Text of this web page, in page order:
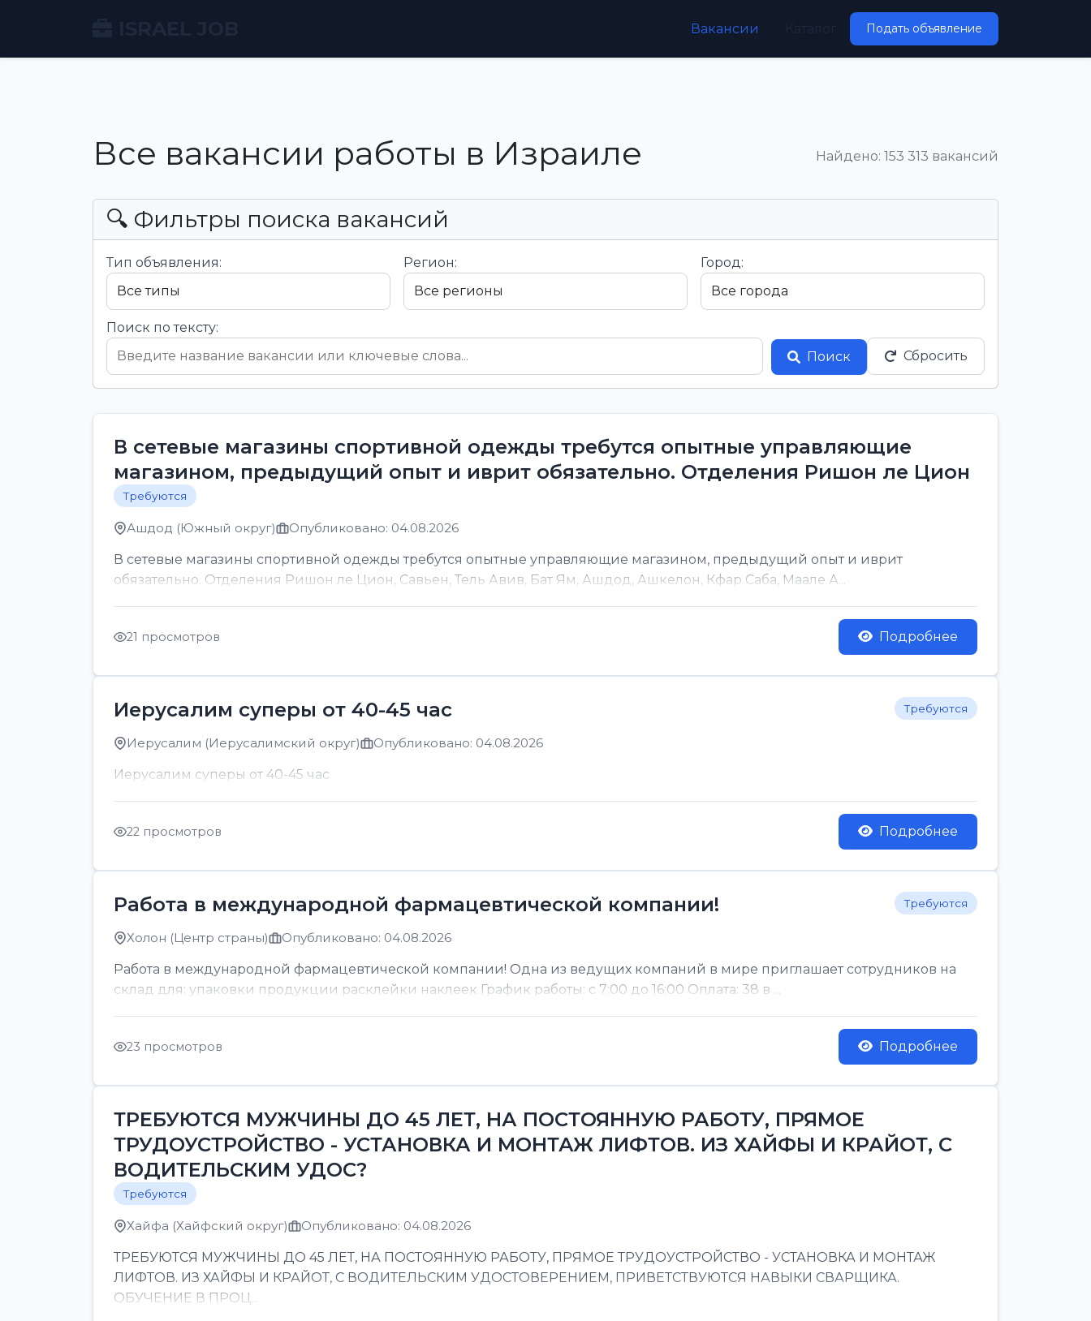
Вакансии Подать объявление
Все вакансии работы в Израиле Найдено: 153 313 вакансий
🔍 Фильтры поиска вакансий
Тип объявления: Регион: Город:
Поиск по тексту:
Поиск
Сбросить
В сетевые магазины спортивной одежды требутся опытные управляющие
магазином, предыдущий опыт и иврит обязательно. Отделения Ришон ле Цион
Требуются
Ашдод (Южный округ) Опубликовано: 04.08.2026
В сетевые магазины спортивной одежды требутся опытные управляющие магазином, предыдущий опыт и иврит
обязательно. Отделения Ришон ле Цион, Савьен, Тель Авив, Бат Ям, Ашдод, Ашкелон, Кфар Саба, Маале А...
21 просмотров Подробнее
Иерусалим суперы от 40-45 час Требуются
Иерусалим (Иерусалимский округ) Опубликовано: 04.08.2026
Иерусалим суперы от 40-45 час
22 просмотров Подробнее
Работа в международной фармацевтической компании! Требуются
Холон (Центр страны) Опубликовано: 04.08.2026
Работа в международной фармацевтической компании! Одна из ведущих компаний в мире приглашает сотрудников на
склад для: упаковки продукции расклейки наклеек График работы: с 7:00 до 16:00 Оплата: 38 в ...
23 просмотров Подробнее
ТРЕБУЮТСЯ МУЖЧИНЫ ДО 45 ЛЕТ, НА ПОСТОЯННУЮ РАБОТУ, ПРЯМОЕ
ТРУДОУСТРОЙСТВО - УСТАНОВКА И МОНТАЖ ЛИФТОВ. ИЗ ХАЙФЫ И КРАЙОТ, С
ВОДИТЕЛЬСКИМ УДОС?
Требуются
Хайфа (Хайфский округ) Опубликовано: 04.08.2026
ТРЕБУЮТСЯ МУЖЧИНЫ ДО 45 ЛЕТ, НА ПОСТОЯННУЮ РАБОТУ, ПРЯМОЕ ТРУДОУСТРОЙСТВО - УСТАНОВКА И МОНТАЖ
ЛИФТОВ. ИЗ ХАЙФЫ И КРАЙОТ, С ВОДИТЕЛЬСКИМ УДОСТОВЕРЕНИЕМ, ПРИВЕТСТВУЮТСЯ НАВЫКИ СВАРЩИКА.
ОБУЧЕНИЕ В ПРОЦ...